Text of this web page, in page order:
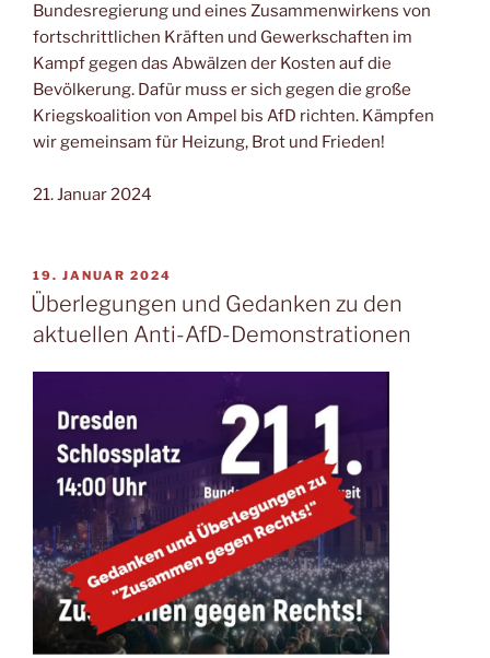
Bundesregierung und eines Zusammenwirkens von
fortschrittlichen Kräften und Gewerkschaften im
Kampf gegen das Abwälzen der Kosten auf die
Bevölkerung. Dafür muss er sich gegen die große
Kriegskoalition von Ampel bis AfD richten. Kämpfen
wir gemeinsam für Heizung, Brot und Frieden!
21. Januar 2024
19. JANUAR 2024
Überlegungen und Gedanken zu den
aktuellen Anti-AfD-Demonstrationen